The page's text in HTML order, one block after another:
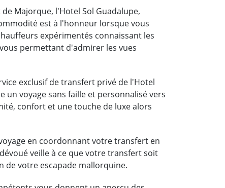
Majorque, l'Hotel Sol Guadalupe,
est à l'honneur lorsque vous
expérimentés connaissant les
permettant d'admirer les vues
exclusif de transfert privé de l'Hotel
un voyage sans faille et personnalisé vers
confort et une touche de luxe alors
en coordonnant votre transfert en
veille à ce que votre transfert soit
de votre escapade mallorquine.